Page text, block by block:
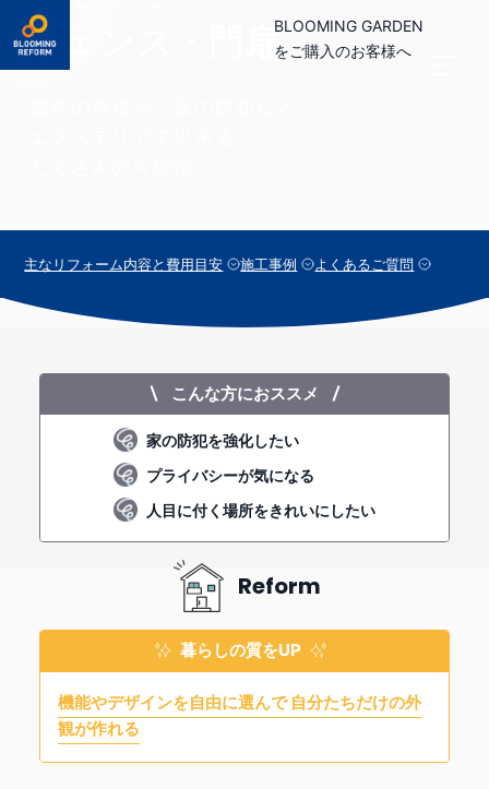
BLOOMING GARDEN
をご購入のお客様へ
フェンス・門扉
主なリフォーム内容と費用目安 施工事例 よくあるご質問
こんな方におススメ
家の防犯を強化したい
プライバシーが気になる
人目に付く場所をきれいにしたい
Reform
暮らしの質をUP
機能やデザインを自由に選んで自分たちだけの外
観が作れる